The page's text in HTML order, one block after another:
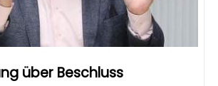
über Beschluss